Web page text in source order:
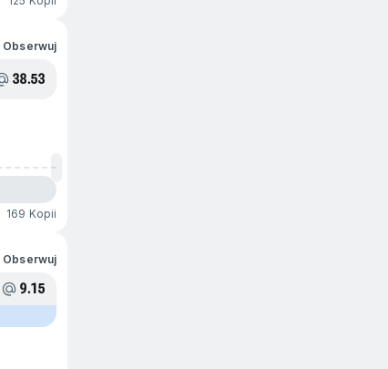
Obserwuj
38.53
169 Kopii
Obserwuj
9.15